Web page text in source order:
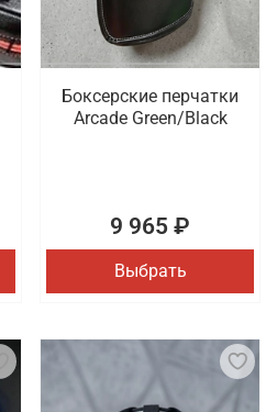
Боксерские перчатки
Arcade Green/Black
9 965 ₽
Выбрать